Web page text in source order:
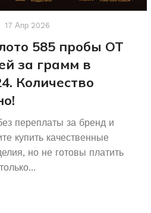
17 Апр 2026
585 пробы ОТ
за грамм в
Количество
переплаты за бренд и
купить качественные
но не готовы платить